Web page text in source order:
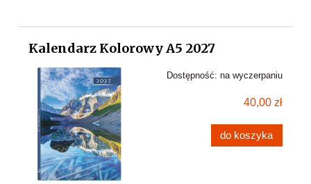
Kalendarz Kolorowy A5 2027
Dostępność: na wyczerpaniu
40,00 zł
do koszyka